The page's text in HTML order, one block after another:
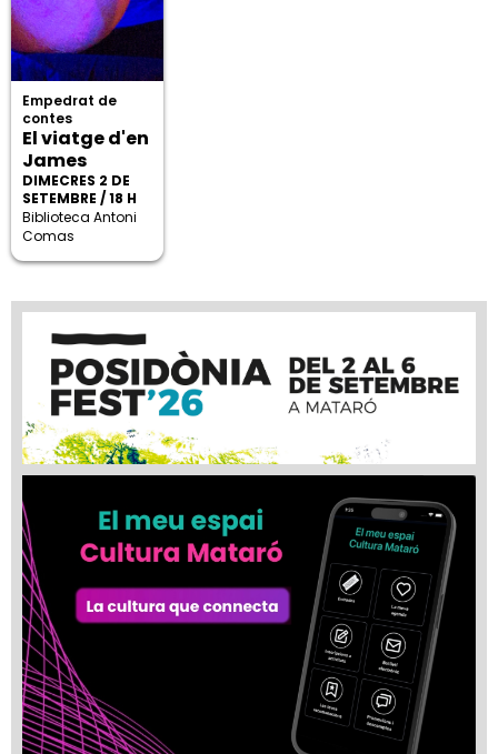
Empedrat de
contes
El viatge d'en
James
DIMECRES 2 DE
SETEMBRE / 18 H
Biblioteca Antoni
Comas